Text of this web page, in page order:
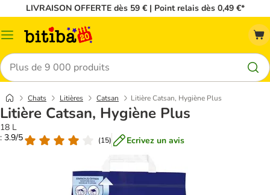
LIVRAISON OFFERTE dès 59 € | Point relais dès 0,49 €*
Menu
Rechercher
Chats Litières Catsan Litière Catsan, Hygiène Plus
Litière Catsan, Hygiène Plus
18 L
: 3.9/5
(15) Ecrivez un avis